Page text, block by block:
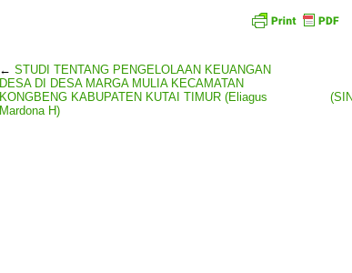
← STUDI TENTANG PENGELOLAAN KEUANGAN
DESA DI DESA MARGA MULIA KECAMATAN
KONGBENG KABUPATEN KUTAI TIMUR (Eliagus
Mardona H)